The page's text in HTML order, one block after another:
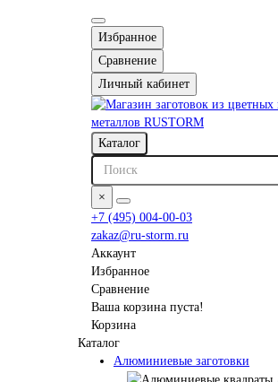
Избранное
Сравнение
Личный кабинет
Каталог
×
+7 (495) 004-00-03
zakaz@ru-storm.ru
Аккаунт
Избранное
Сравнение
Ваша корзина пуста!
Корзина
Каталог
Алюминиевые заготовки